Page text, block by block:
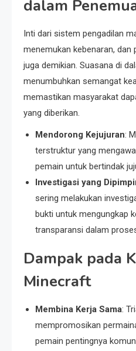
dalam
Inti dari sistem pengadilan
menemukan kebenaran,
juga demikian. Suasana di
menumbuhkan semangat
memastikan masyarakat
yang diberikan.
Mendorong Kejujuran:
terstruktur yang
pemain untuk bertindak
Investigasi yang
sering melakukan
bukti untuk mengungkap
transparansi dalam
Dampak pada
Minecraft
Membina Kerja Sama:
mempromosikan
pemain pentingnya